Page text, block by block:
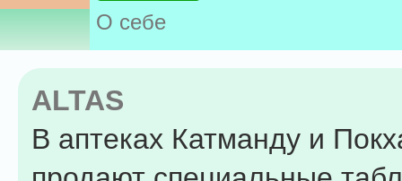
О себе
ALTAS
В аптеках Катманду и